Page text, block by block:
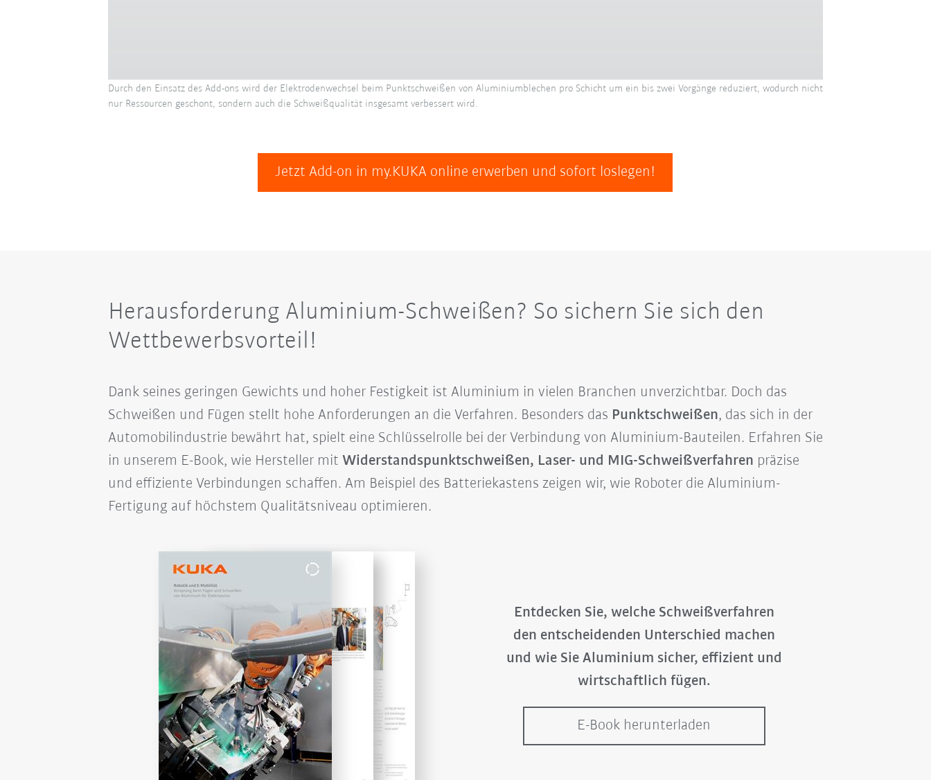
Durch den Einsatz des Add-ons wird der Elektrodenwechsel beim Punktschweißen von Aluminiumblechen pro Schicht um ein bis zwei Vorgänge reduziert, wodurch nicht
nur Ressourcen geschont, sondern auch die Schweißqualität insgesamt verbessert wird.
Jetzt Add-on in my.KUKA online erwerben und sofort loslegen!
Herausforderung Aluminium-Schweißen? So sichern Sie sich den
Wettbewerbsvorteil!
Dank seines geringen Gewichts und hoher Festigkeit ist Aluminium in vielen Branchen unverzichtbar. Doch das
Schweißen und Fügen stellt hohe Anforderungen an die Verfahren. Besonders das Punktschweißen, das sich in der
Automobilindustrie bewährt hat, spielt eine Schlüsselrolle bei der Verbindung von Aluminium-Bauteilen. Erfahren Sie
in unserem E-Book, wie Hersteller mit Widerstandspunktschweißen, Laser- und MIG-Schweißverfahren präzise
und effiziente Verbindungen schaffen. Am Beispiel des Batteriekastens zeigen wir, wie Roboter die Aluminium-
Fertigung auf höchstem Qualitätsniveau optimieren.
Entdecken Sie, welche Schweißverfahren
den entscheidenden Unterschied machen
und wie Sie Aluminium sicher, effizient und
wirtschaftlich fügen.
E-Book herunterladen